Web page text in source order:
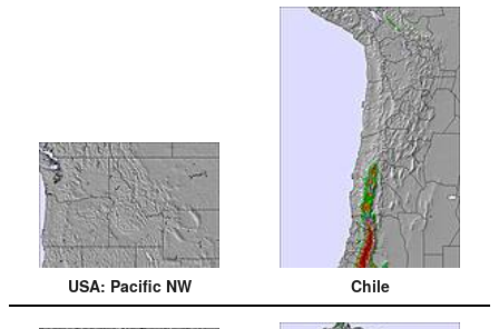
USA: Pacific NW Chile